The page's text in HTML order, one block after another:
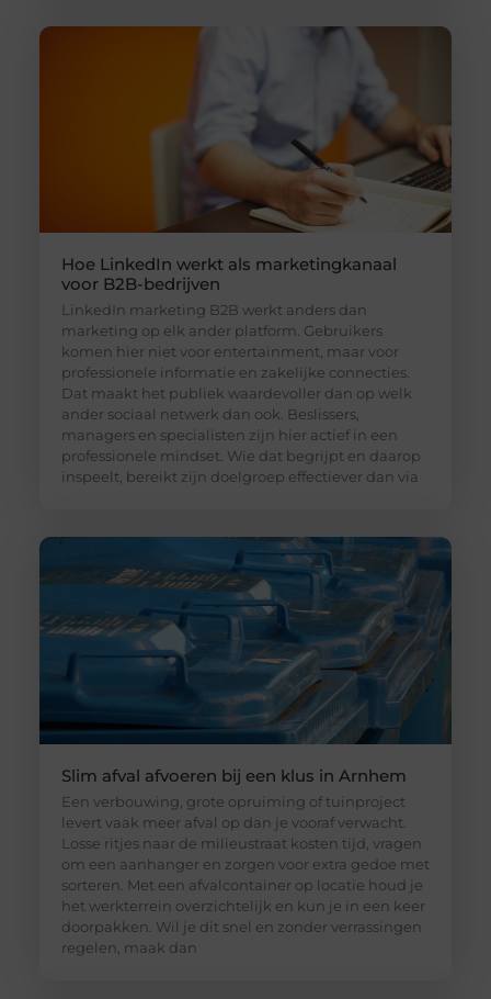
Hoe LinkedIn werkt als marketingkanaal
voor B2B-bedrijven
LinkedIn marketing B2B werkt anders dan
marketing op elk ander platform. Gebruikers
komen hier niet voor entertainment, maar voor
professionele informatie en zakelijke connecties.
Dat maakt het publiek waardevoller dan op welk
ander sociaal netwerk dan ook. Beslissers,
managers en specialisten zijn hier actief in een
professionele mindset. Wie dat begrijpt en daarop
inspeelt, bereikt zijn doelgroep effectiever dan via
Slim afval afvoeren bij een klus in Arnhem
Een verbouwing, grote opruiming of tuinproject
levert vaak meer afval op dan je vooraf verwacht.
Losse ritjes naar de milieustraat kosten tijd, vragen
om een aanhanger en zorgen voor extra gedoe met
sorteren. Met een afvalcontainer op locatie houd je
het werkterrein overzichtelijk en kun je in een keer
doorpakken. Wil je dit snel en zonder verrassingen
regelen, maak dan